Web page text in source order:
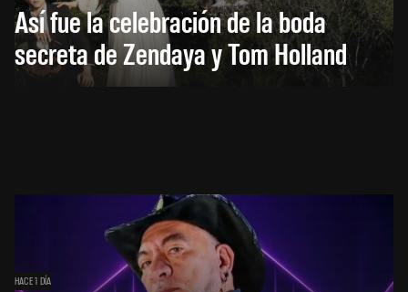
Así fue la celebración de la boda
secreta de Zendaya y Tom Holland
HACE 1 DÍA